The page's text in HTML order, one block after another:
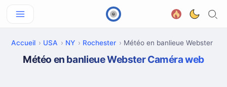
Accueil USA NY Rochester Météo en banlieue Webster
Météo en banlieue Webster Caméra web